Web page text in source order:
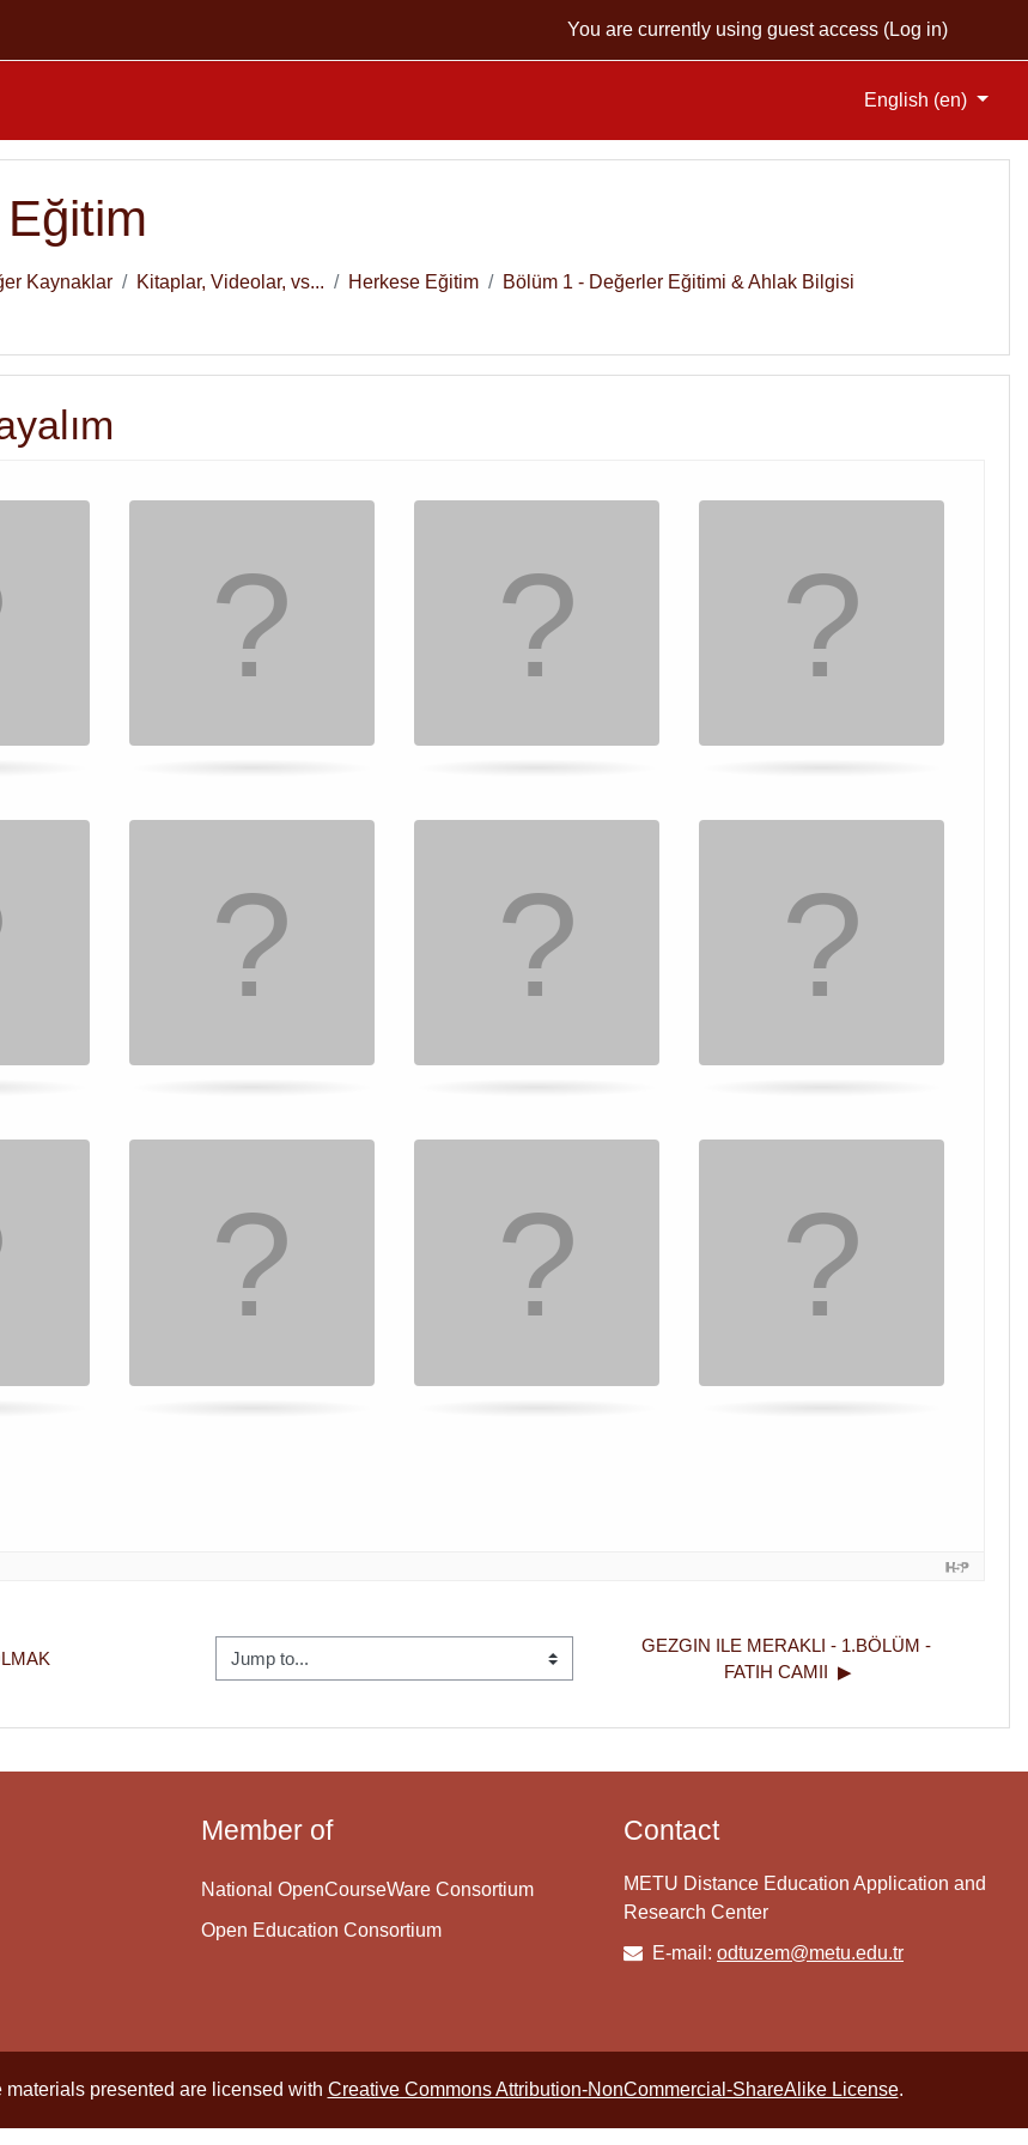
You are currently using guest access (Log in)
English ‎(en)‎
Kaynaklar Kitaplar, Videolar, vs... Herkese Eğitim
Bölüm 1 - Değerler Eğitimi & Ahlak Bilgisi
Jump to...
GEZGIN ILE MERAKLI - 1.BÖLÜM -
FATIH CAMII  ▶︎
Member of
National OpenCourseWare Consortium
Open Education Consortium
Contact
METU Distance Education Application and
Research Center
E-mail: odtuzem@metu.edu.tr
materials presented are licensed with Creative Commons Attribution-NonCommercial-ShareAlike License.